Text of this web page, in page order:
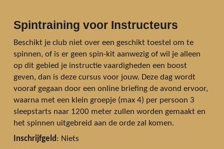
Spintraining voor Instructeurs
Beschikt je club niet over een geschikt toestel om te
spinnen, of is er geen spin-kit aanwezig of wil je alleen
op dit gebied je instructie vaardigheden een boost
geven, dan is deze cursus voor jouw. Deze dag wordt
vooraf gegaan door een online briefing de avond ervoor,
waarna met een klein groepje (max 4) per persoon 3
sleepstarts naar 1200 meter zullen worden gemaakt en
het spinnen uitgebreid aan de orde zal komen.
Inschrijfgeld: Niets